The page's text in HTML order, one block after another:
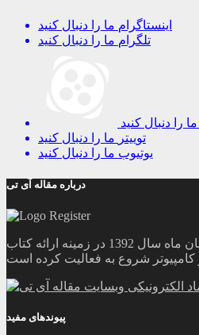
اینستاگرام ما را دنبال کنید
تلگرام ما را دنبال کنید
ما را دنبال کنید
توییتر ما را دنبال کنید
یوتیوب ما را دنبال کنید
درباره مقاله آی تی
وبسایت مقاله آی تی از آبان ماه سال 1392 در زمینه ارائه کتاب
پیوندهای مفید